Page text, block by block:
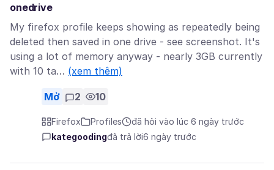
onedrive
My firefox profile keeps showing as repeatedly being
deleted then saved in one drive - see screenshot. It's
using a lot of memory anyway - nearly 3GB currently
with 10 ta… (xem thêm)
Mở 2 10
Firefox Profiles
đã hỏi vào lúc 6 ngày trước
kategoodingđã trả lời6 ngày trước